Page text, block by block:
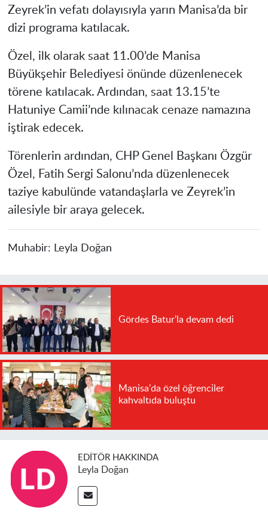
Zeyrek’in vefatı dolayısıyla yarın Manisa’da bir
dizi programa katılacak.
Özel, ilk olarak saat 11.00’de Manisa
Büyükşehir Belediyesi önünde düzenlenecek
törene katılacak. Ardından, saat 13.15’te
Hatuniye Camii’nde kılınacak cenaze namazına
iştirak edecek.
Törenlerin ardından, CHP Genel Başkanı Özgür
Özel, Fatih Sergi Salonu’nda düzenlenecek
taziye kabulünde vatandaşlarla ve Zeyrek’in
ailesiyle bir araya gelecek.
Muhabir: Leyla Doğan
Gördes Batur'la devam dedi
Manisa'da özel öğrenciler
kahvaltıda buluştu
EDITÖR HAKKINDA
Leyla Doğan